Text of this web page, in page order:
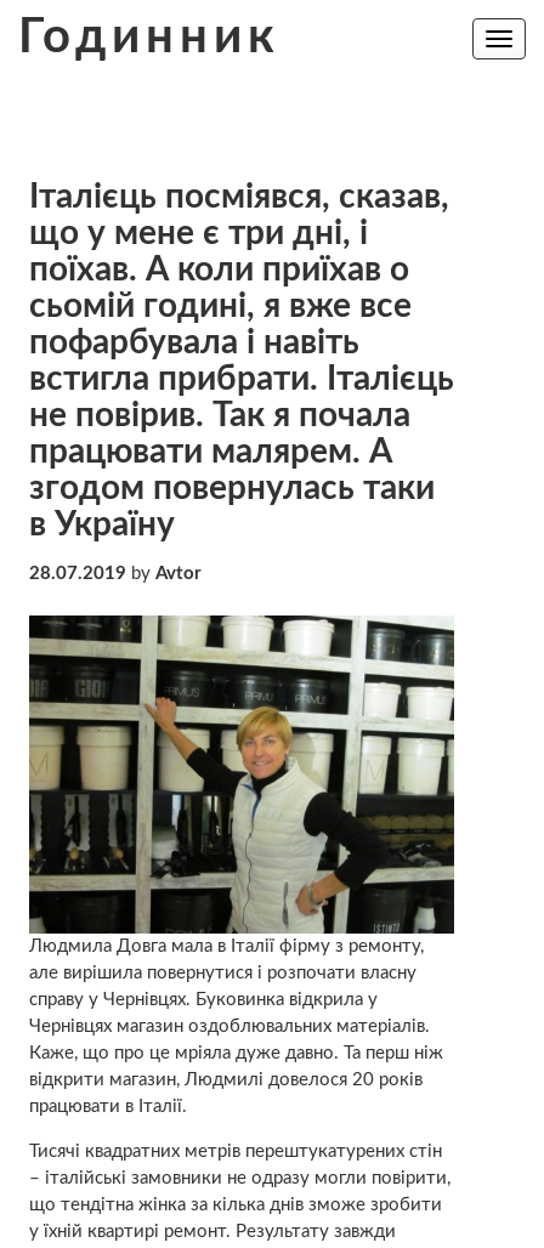
Годинник
Toggle
Італієць посміявся, сказав,
що у мене є три дні, і
поїхав. А коли приїхав о
сьомій годині, я вже все
пофарбувала і навіть
встигла прибрати. Італієць
не повірив. Так я почала
працювати малярем. А
згодом повернулась таки
в Україну
28.07.2019 by Avtor
Людмила Довга мала в Італії фірму з ремонту,
але вирішила повернутися і розпочати власну
справу у Чернівцях. Буковинка відкрила у
Чернівцях магазин оздоблювальних матеріалів.
Каже, що про це мріяла дуже давно. Та перш ніж
відкрити магазин, Людмилі довелося 20 років
працювати в Італії.
Тисячі квадратних метрів перештукатурених стін
– італійські замовники не одразу могли повірити,
що тендітна жінка за кілька днів зможе зробити
у їхній квартирі ремонт. Результату завжди